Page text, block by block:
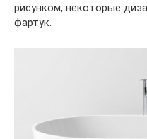
рисунком, некоторые
фартук.